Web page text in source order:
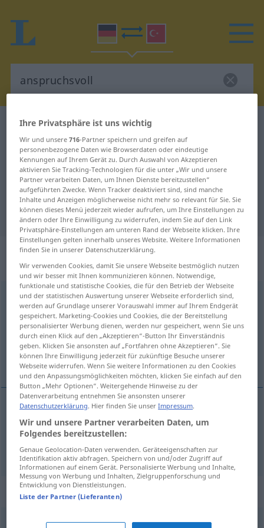
Deutsch-Türkisch Wörterbuch
Deutsch-Türkisch Übersetzung für
"anspruchsvoll"
"anspruchsvoll" Türkisch
Übersetzung
„anspruchsvoll“: Adjektiv,
adjektivisch
anspruchsvolladj
Übersicht aller Übersetzungen
(Für mehr Details die Übersetzung anklicken/antippen)
iddialı, titiz
iddialı anspruchsvoll
titiz anspruchsvoll(≈ wählerisch)
Synonyme für "anspruchsvoll"
Ihre Privatsphäre ist uns wichtig
Wir und unsere716-Partner speichern und greifen auf
personenbezogene Daten wie Browserdaten oder eindeutige
Kennungen auf Ihrem Gerät zu. Durch Auswahl von Akzeptieren
aktivieren Sie Tracking-Technologien für die unter „Wir und unsere
Partner verarbeiten Daten, um Ihnen Dienste bereitzustellen“
aufgeführten Zwecke. Wenn Tracker deaktiviert sind, sind manche
Inhalte und Anzeigen möglicherweise nicht mehr so relevant für Sie. Sie
können dieses Menü jederzeit wieder aufrufen, um Ihre Einstellungen zu
ändern oder Ihre Einwilligung zu widerrufen, indem Sie auf den Link
Privatsphäre-Einstellungen am unteren Rand der Webseite klicken. Ihre
Einstellungen gelten innerhalb unseres Website. Weitere Informationen
finden Sie in unserer Datenschutzerklärung.
Wir verwenden Cookies, damit Sie unsere Webseite bestmöglich nutzen
und wir besser mit Ihnen kommunizieren können. Notwendige,
funktionale und statistische Cookies, die für den Betrieb der Webseite
und der statistischen Auswertung unserer Webseite erforderlich sind,
werden auf Grundlage unserer Vorauswahl immer auf Ihrem Endgerät
gespeichert. Marketing-Cookies und Cookies, die der Bereitstellung
personalisierter Werbung dienen, werden nur gespeichert, wenn Sie uns
durch einen Klick auf den „Akzeptieren“-Button Ihr Einverständnis
geben. Klicken Sie ansonsten auf „Fortfahren ohne Akzeptieren“. Sie
können Ihre Einwilligung jederzeit für zukünftige Besuche unserer
Webseite widerrufen. Wenn Sie weitere Informationen zu den Cookies
und den Anpassungsmöglichkeiten möchten, klicken Sie einfach auf den
Button „Mehr Optionen“. Weitergehende Hinweise zu der
Datenverarbeitung entnehmen Sie ansonsten unserer
Datenschutzerklärung. Hier finden Sie unserImpressum.
Wir und unsere Partner verarbeiten Daten, um
Folgendes bereitzustellen:
Genaue Geolocation-Daten verwenden. Geräteeigenschaften zur
Identifikation aktiv abfragen. Speichern von und/oder Zugriff auf
Informationen auf einem Gerät. Personalisierte Werbung und Inhalte,
Messung von Werbung und Inhalten, Zielgruppenforschung und
Entwicklung von Dienstleistungen.
Liste der Partner (Lieferanten)